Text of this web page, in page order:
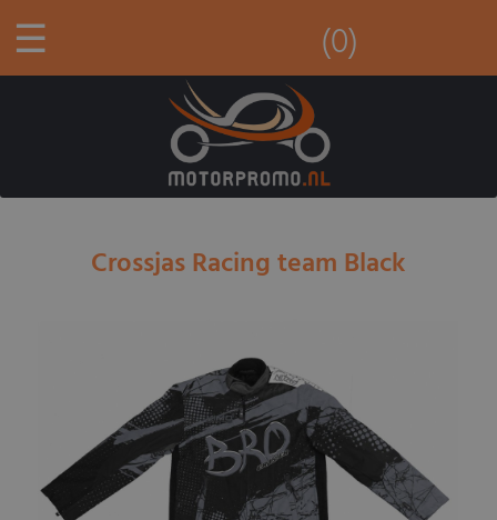
☰ (0)
Crossjas Racing team Black